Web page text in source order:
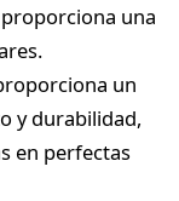
una
un
y durabilidad,
en perfectas